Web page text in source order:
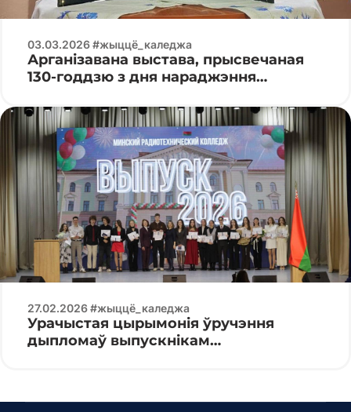
03.03.2026 #жыццё_каледжа
Арганізавана выстава, прысвечаная
130-годдзю з дня нараджэння
27.02.2026 #жыццё_каледжа
Урачыстая цырымонія ўручэння
дыпломаў выпускнікам